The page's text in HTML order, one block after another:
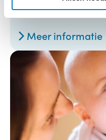
Locatie:
Meer informatie